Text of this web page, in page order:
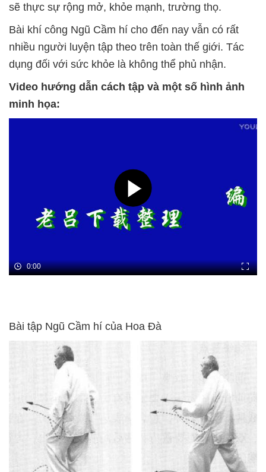
sẽ thực sự rộng mở, khỏe mạnh, trường thọ.
Bài khí công Ngũ Cầm hí cho đến nay vẫn có rất
nhiều người luyện tập theo trên toàn thế giới. Tác
dụng đối với sức khỏe là không thể phủ nhận.
Video hướng dẫn cách tập và một số hình ảnh
minh họa:
0:00
Bài tập Ngũ Cầm hí của Hoa Đà